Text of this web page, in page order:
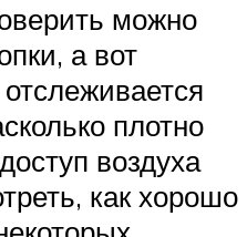
можно
а вот
плотно
воздуха
как хорошо